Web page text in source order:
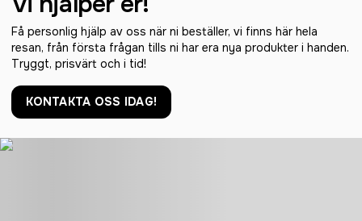
Få personlig hjälp av oss när ni beställer, vi finns här hela
resan, från första frågan tills ni har era nya produkter i handen.
Tryggt, prisvärt och i tid!
KONTAKTA OSS IDAG!